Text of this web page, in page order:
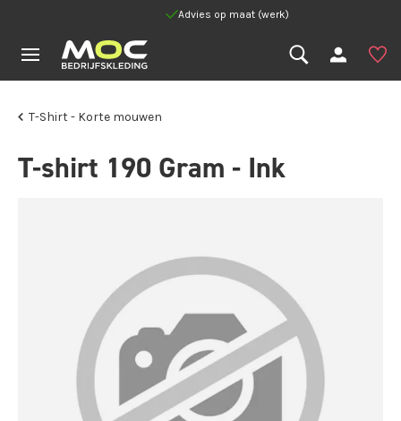
Advies op maat (werk)
T-Shirt - Korte mouwen
T-shirt 190 Gram - Ink